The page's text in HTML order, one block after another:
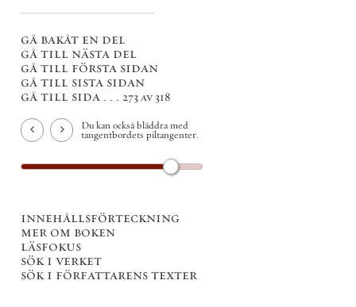
gå bakåt en del
gå till nästa del
gå till första sidan
gå till sista sidan
gå till sida . . . 273 av 318
Du kan också bläddra med
tangentbordets piltangenter.
innehållsförteckning
mer om boken
läsfokus
sök i verket
sök i författarens texter